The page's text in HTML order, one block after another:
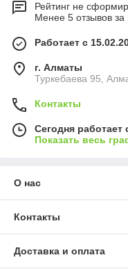
Рейтинг не
Менее 5 отзывов за
Работает с
г. Алматы
Туркебаева 95,
Контакты
Сегодня работает
Показать весь
О нас
Контакты
Доставка и оплата